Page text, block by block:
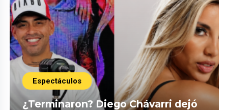
Espectáculos
¿Terminaron? Diego Chávarri dejó